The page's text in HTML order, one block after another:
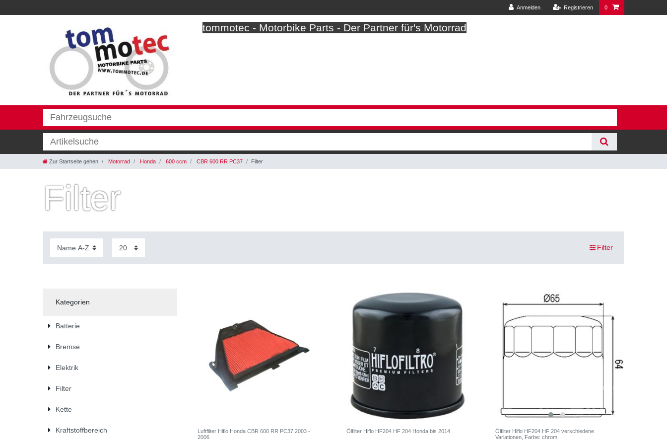
Anmelden Registrieren 0
tommotec - Motorbike Parts - Der Partner für's Motorrad
Zur Startseite gehen Motorrad Honda 600 ccm CBR 600 RR PC37 Filter
Filter
Filter
Kategorien
Batterie
Bremse
Elektrik
Filter
Kette
Kraftstoffbereich
Luftfilter Hiflo Honda CBR 600 RR PC37 2003 -
2006
Ölfilter Hiflo HF204 HF 204 Honda bis 2014
Ölfilter Hiflo HF204 HF 204 verschiedene
Variationen , Farbe: chrom